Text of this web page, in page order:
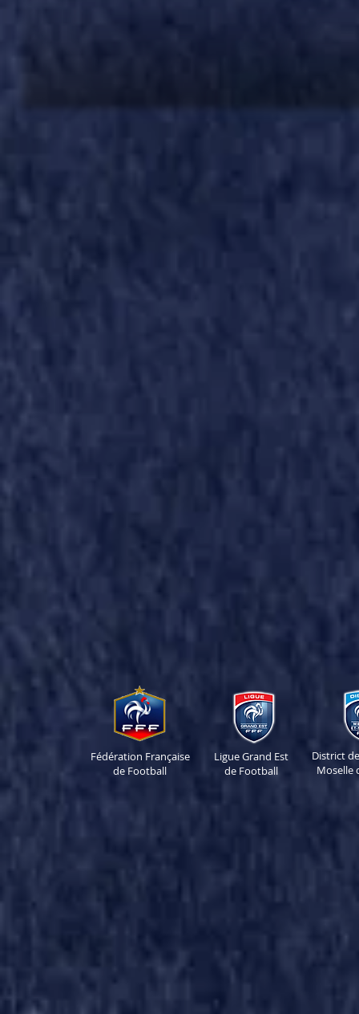
Fédération Française
de Football
Ligue Grand Est
de Football
District
Moselle